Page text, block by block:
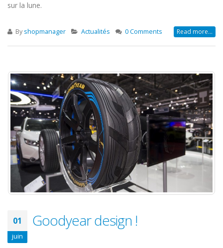
sur la lune.
By shopmanager Actualités 0 Comments Read more...
01
juin
Goodyear design !